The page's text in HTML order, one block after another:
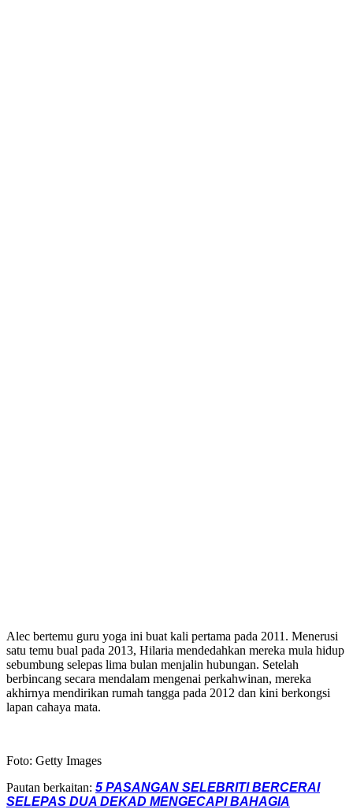
Alec bertemu guru yoga ini buat kali pertama pada 2011. Menerusi
satu temu bual pada 2013, Hilaria mendedahkan mereka mula hidup
sebumbung selepas lima bulan menjalin hubungan. Setelah
berbincang secara mendalam mengenai perkahwinan, mereka
akhirnya mendirikan rumah tangga pada 2012 dan kini berkongsi
lapan cahaya mata.
Foto: Getty Images
Pautan berkaitan: 5 PASANGAN SELEBRITI BERCERAI
SELEPAS DUA DEKAD MENGECAPI BAHAGIA